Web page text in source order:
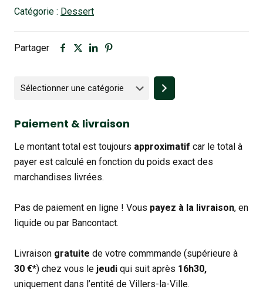
Catégorie : Dessert
Partager
Sélectionner
une
Paiement & livraison
Le montant total est toujours approximatif car le total à
payer est calculé en fonction du poids exact des
marchandises livrées.
Pas de paiement en ligne ! Vous payez à la livraison, en
liquide ou par Bancontact.
Livraison gratuite de votre commmande (supérieure à
30 €*) chez vous le jeudi qui suit après 16h30,
uniquement dans l’entité de Villers-la-Ville.